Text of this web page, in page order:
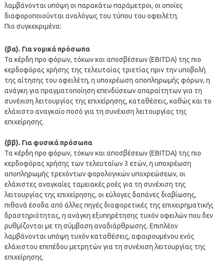
λαμβάνονται υπόψη οι παρακάτω παράμετροι, οι οποίες
διαφοροποιούνται αναλόγως του τύπου του οφειλέτη.
Πιο συγκεκριμένα:
(βα). Για νομικά πρόσωπα
Τα κέρδη προ φόρων, τόκων και αποσβέσεων (EBITDA) της πιο
κερδοφόρας χρήσης της τελευταίας τριετίας πριν την υποβολή
της αίτησης του οφειλέτη, η υποχρέωση αποπληρωμής φόρων, η
ανάγκη για πραγματοποίηση επενδύσεων απαραίτητων για τη
συνέχιση λειτουργίας της επιχείρησης, καταθέσεις, καθώς και το
ελάχιστο αναγκαίο ποσό για τη συνέχιση λειτουργίας της
επιχείρησης.
(ββ). Για φυσικά πρόσωπα
Τα κέρδη προ φόρων, τόκων και αποσβέσεων (EBITDA) της πιο
κερδοφόρας χρήσης των τελευταίων 3 ετών, η υποχρέωση
αποπληρωμής τρεχόντων φορολογικών υποχρεώσεων, οι
ελάχιστες αναγκαίες ταμειακές ροές για τη συνέχιση της
λειτουργίας της επιχείρησης, οι εύλογες δαπάνες διαβίωσης,
πιθανά έσοδα από άλλες πηγές διαφορετικές της επιχειρηματικής
δραστηριότητας, η ανάγκη εξυπηρέτησης τυχόν οφειλών που δεν
ρυθμίζονται με τη σύμβαση αναδιάρθρωσης. Επιπλέον
λαμβάνονται υπόψη τυχόν καταθέσεις, αφαιρουμένου ενός
ελάχιστου επιπέδου μετρητών για τη συνέχιση λειτουργίας της
επιχείρησης.